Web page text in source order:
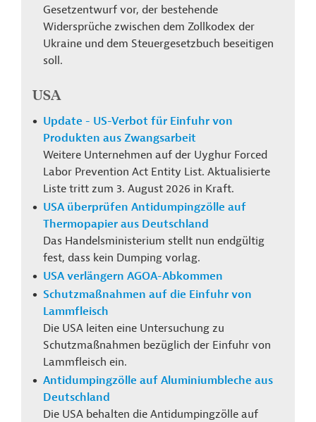
Gesetzentwurf vor, der bestehende
Widersprüche zwischen dem Zollkodex der
Ukraine und dem Steuergesetzbuch beseitigen
soll.
USA
Update - US-Verbot für Einfuhr von
Produkten aus Zwangsarbeit
Weitere Unternehmen auf der Uyghur Forced
Labor Prevention Act Entity List. Aktualisierte
Liste tritt zum 3. August 2026 in Kraft.
USA überprüfen Antidumpingzölle auf
Thermopapier aus Deutschland
Das Handelsministerium stellt nun endgültig
fest, dass kein Dumping vorlag.
USA verlängern AGOA-Abkommen
Schutzmaßnahmen auf die Einfuhr von
Lammfleisch
Die USA leiten eine Untersuchung zu
Schutzmaßnahmen bezüglich der Einfuhr von
Lammfleisch ein.
Antidumpingzölle auf Aluminiumbleche aus
Deutschland
Die USA behalten die Antidumpingzölle auf